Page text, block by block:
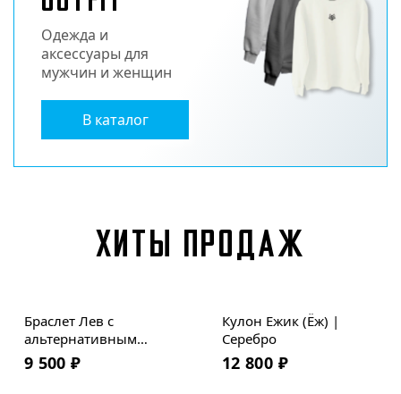
Одежда и
аксессуары для
мужчин и женщин
В каталог
ХИТЫ ПРОДАЖ
Браслет Лев с
альтернативным
крюком | Мельхиор |
Премиум кожа
9 500 ₽
Кулон Ежик (Ёж) |
Серебро
12 800 ₽